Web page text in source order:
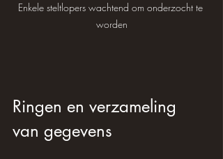
Enkele steltlopers wachtend om onderzocht te
worden
Ringen en verzameling
van gegevens